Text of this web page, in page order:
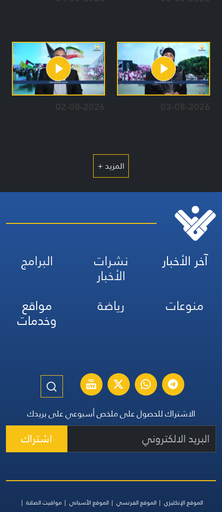
03-08-2026
02-08-2026
المزيد +
آخر الأخبار نشرات
الأخبار
البرامج
منوعات
رياضة مواقع
وخدمات
الاشتراك للحصول على ملخص أسبوعي على بريدك
اشتراك
الموقع الإنكليزي الموقع الفرنسي الموقع الأسباني
مواقيت الصلاة